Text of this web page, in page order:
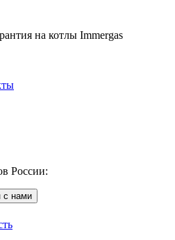
на котлы Immergas
России:
с нами